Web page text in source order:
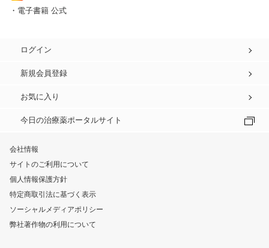
・電子書籍 公式
ログイン
新規会員登録
お気に入り
今日の治療薬ポータルサイト
会社情報
サイトのご利用について
個人情報保護方針
特定商取引法に基づく表示
ソーシャルメディアポリシー
弊社著作物の利用について